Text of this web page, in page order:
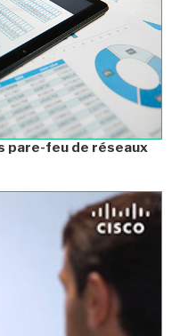
pare-feu de réseaux